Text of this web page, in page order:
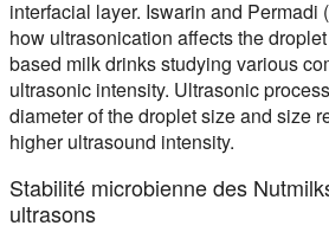
interfacial layer. Iswarin and Permadi
how ultrasonication affects the
based milk drinks studying various
ultrasonic intensity. Ultrasonic
diameter of the droplet size and size
higher ultrasound intensity.
Stabilité microbienne des
ultrasons